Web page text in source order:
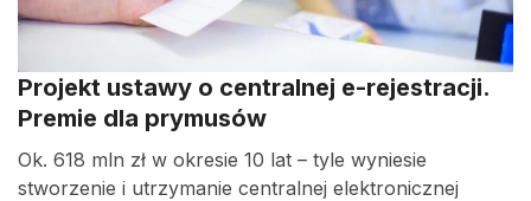
Projekt ustawy o centralnej e-rejestracji.
Premie dla prymusów
Ok. 618 mln zł w okresie 10 lat – tyle wyniesie
stworzenie i utrzymanie centralnej elektronicznej